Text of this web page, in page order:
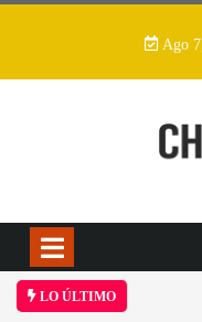
Ago
LO ÚLTIMO